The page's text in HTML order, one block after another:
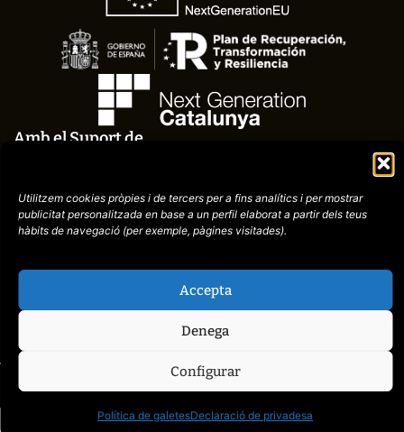
Utilitzem cookies pròpies i de tercers per a fins analítics i per mostrar
publicitatpersonalitzada en base a un perfil elaborat a partir dels teus
hàbits de navegació (perexemple, pàgines visitades).
Accepta
Denega
Configurar
Política de galetesDeclaració de privadesa
Amb el Suport de
legal
Privacitat
972758396
web deplacid.cat